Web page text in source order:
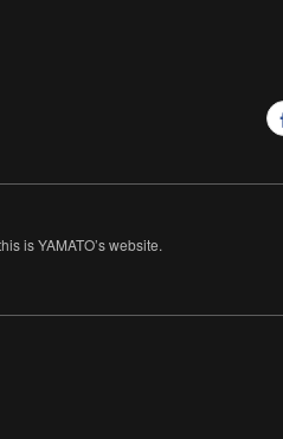
is YAMATO’s website.